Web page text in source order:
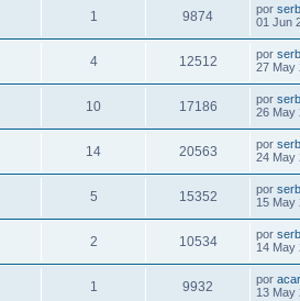
1 9874 por
01 Jun
4 12512 por
27 May
10 17186 por
26 May
14 20563 por
24 May
5 15352 por
15 May
2 10534 por
14 May
1 9932 por
13 May